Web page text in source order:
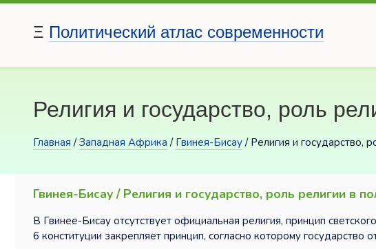
Ξ Политический атлас современности
Религия и государство, роль
Главная /Западная Африка / Гвинея-Бисау/ Религия и государство,
Гвинея-Бисау / Религия и государство, роль религии в
В Гвинее-Бисау отсутствует официальная религия, принцип
6 конституции закрепляет принцип, согласно которому государство